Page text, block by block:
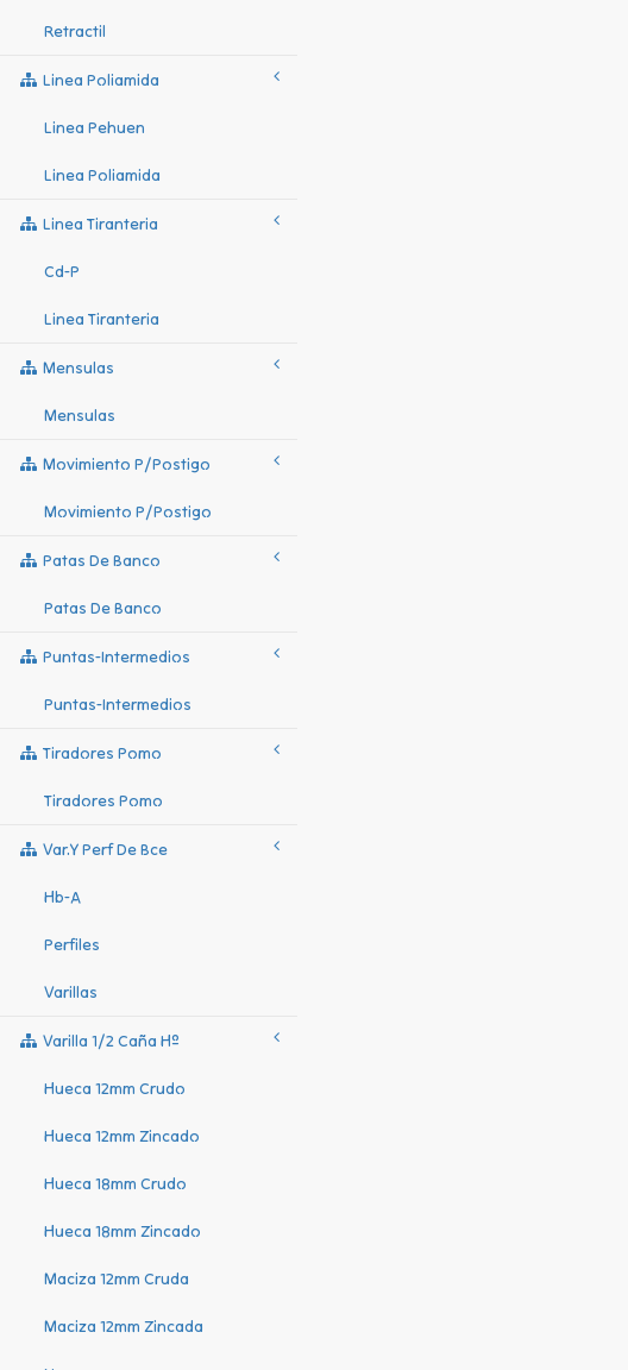
Retractil
Linea Poliamida
Linea Pehuen
Linea Poliamida
Linea Tiranteria
Cd-P
Linea Tiranteria
Mensulas
Mensulas
Movimiento P/postigo
Movimiento P/postigo
Patas De Banco
Patas De Banco
Puntas-Intermedios
Puntas-Intermedios
Tiradores Pomo
Tiradores Pomo
Var.y Perf De Bce
Hb-A
Perfiles
Varillas
Varilla 1/2 Caña Hº
Hueca 12mm Crudo
Hueca 12mm Zincado
Hueca 18mm Crudo
Hueca 18mm Zincado
Maciza 12mm Cruda
Maciza 12mm Zincada